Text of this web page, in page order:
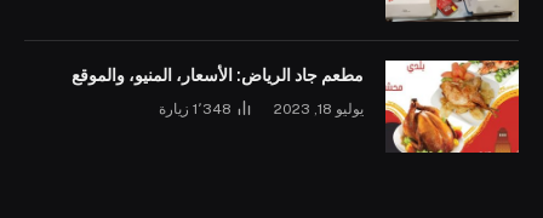
مطعم جاد الرياض: الأسعار، المنيو، والموقع
يوليو 18, 2023 1٬348 زيارة